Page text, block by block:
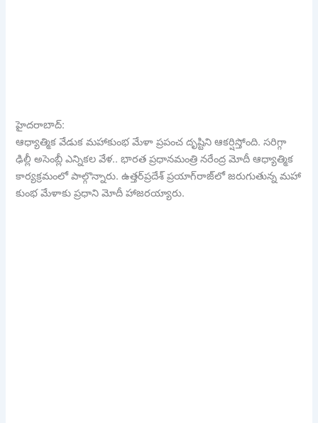
హైదరాబాద్:
ఆధ్యాత్మిక వేడుక మహాకుంభ మేళా ప్రపంచ దృష్టిని ఆకర్షిస్తోంది. సరిగ్గా
ఢిల్లీ అసెంబ్లీ ఎన్నికల వేళ.. భారత ప్రధానమంత్రి నరేంద్ర మోదీ ఆధ్యాత్మిక
కార్యక్రమంలో పాల్గొన్నారు. ఉత్తర్‌ప్రదేశ్‌ ప్రయాగ్‌రాజ్‌లో జరుగుతున్న మహా
కుంభ మేళాకు ప్రధాని మోదీ హాజరయ్యారు.